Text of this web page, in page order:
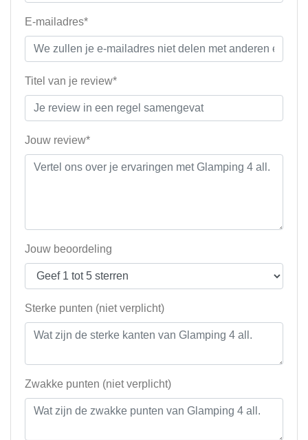
E-mailadres*
Titel van je review*
Jouw review*
Jouw beoordeling
Sterke punten (niet verplicht)
Zwakke punten (niet verplicht)